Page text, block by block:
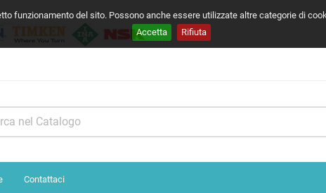
funzionamento del sito. Possono anche essere utilizzate altre categorie di
Accetta
Rifiuta
Contattaci